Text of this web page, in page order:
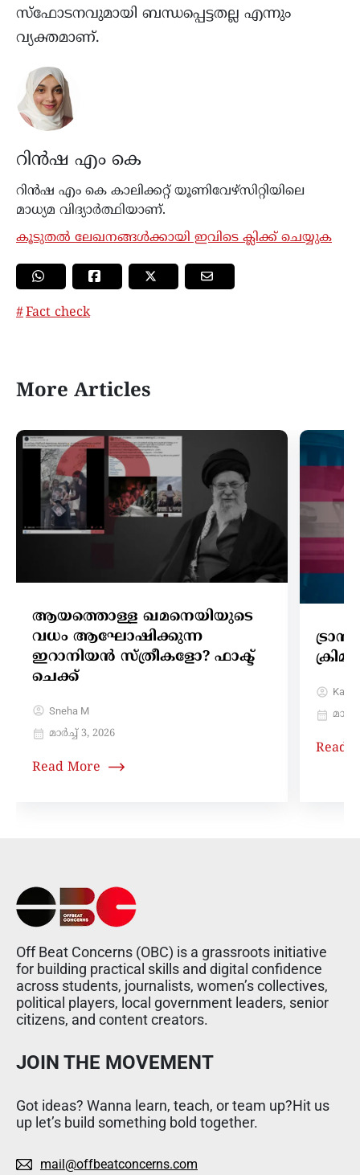
സ്ഫോടനവുമായി ബന്ധപ്പെട്ടതല്ല എന്നും
വ്യക്തമാണ്.
റിൻഷ എം കെ
റിൻഷ എം കെ കാലിക്കറ്റ് യൂണിവേഴ്സിറ്റിയിലെ
മാധ്യമ വിദ്യാർത്ഥിയാണ്.
കൂടുതൽ ലേഖനങ്ങൾക്കായി ഇവിടെ ക്ലിക്ക് ചെയ്യുക
Fact check
More Articles
ആയത്തൊള്ള ഖമനെയിയുടെ
വധം ആഘോഷിക്കുന്ന
ഇറാനിയൻ സ്ത്രീകളോ? ഫാക്ട്
ചെക്ക്
Sneha M
മാർച്ച്‌ 3, 2026
Read More
Read
Off Beat Concerns (OBC) is a grassroots initiative
for building practical skills and digital confidence
across students, journalists, women’s collectives,
political players, local government leaders, senior
citizens, and content creators.
JOIN THE MOVEMENT
Got ideas? Wanna learn, teach, or team up?Hit us
up let’s build something bold together.
mail@offbeatconcerns.com